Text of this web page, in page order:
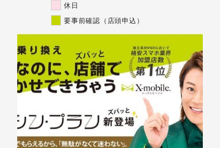
休日
要事前確認（店頭申込）